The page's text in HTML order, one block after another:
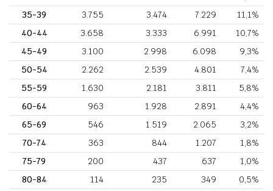
35-39
3.755 3.474 7.229
11,1%
40-44
3.658 3.333 6.991
10,7%
45-49
3.100 2.998 6.098
9,3%
50-54
2.262 2.539 4.801
7,4%
55-59
1.630 2.181 3.811
5,8%
60-64
963 1.928 2.891
4,4%
65-69
546 1.519 2.065
3,2%
70-74
363 844 1.207
1,8%
75-79
200 437 637
1,0%
80-84
114 235 349
0,5%